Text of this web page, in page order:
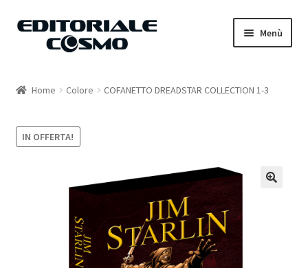
Vai
Vai
Menù
Carrello
Home Colore COFANETTO DREADSTAR COLLECTION 1-3
IN OFFERTA!